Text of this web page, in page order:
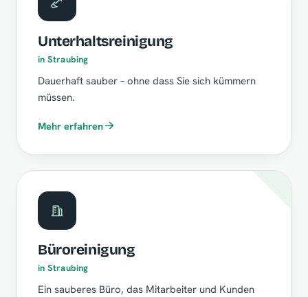
Unterhaltsreinigung
in Straubing
Dauerhaft sauber – ohne dass Sie sich kümmern
müssen.
Mehr erfahren
Büroreinigung
in Straubing
Ein sauberes Büro, das Mitarbeiter und Kunden